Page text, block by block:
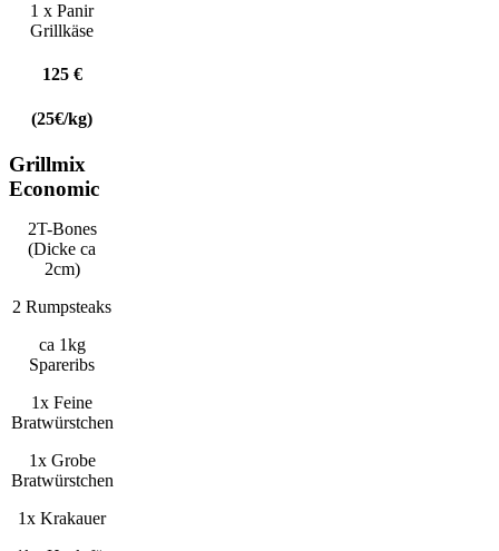
1 x Panir
Grillkäse
125 €
(25€/kg)
Grillmix
Economic
2T-Bones
(Dicke ca
2cm)
2 Rumpsteaks
ca 1kg
Spareribs
1x Feine
Bratwürstchen
1x Grobe
Bratwürstchen
1x Krakauer